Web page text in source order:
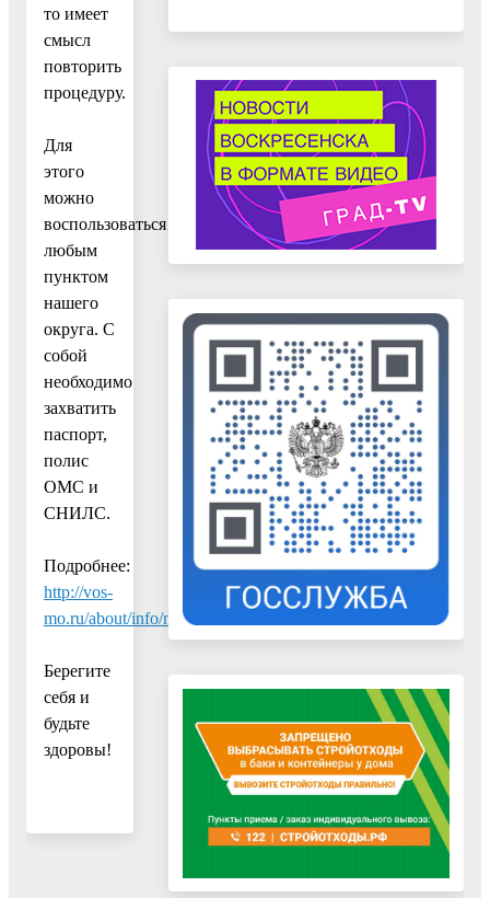
то имеет
смысл
повторить
процедуру.
Для
этого
можно
воспользоваться
любым
пунктом
нашего
округа. С
собой
необходимо
захватить
паспорт,
полис
ОМС и
СНИЛС.
Подробнее:
http://vos-
mo.ru/about/info/news/723/195369/index.php..
Берегите
себя и
будьте
здоровы!